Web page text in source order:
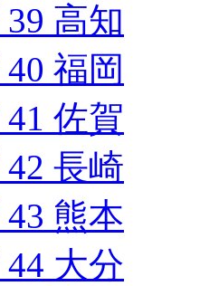
高知
福岡
佐賀
長崎
熊本
大分